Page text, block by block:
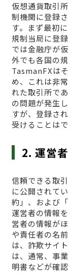
仮想通貨取引
制機関に登録
す。まず最初
規制当局に登
では金融庁が
外でも各国の
TasmanFXは
め、これは非
れた取引所で
の問題が発生
すが、登録さ
受けることは
2. 運営
信頼できる取
に公開されて
約」、および
運営者の情報
営者の情報が
や責任者の名
は、詐欺サイ
は、通常、事
明書などが確